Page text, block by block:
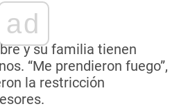
ad
y su familia tienen
“Me prendieron fuego”,
la restricción